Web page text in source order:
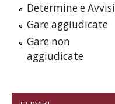
Determine e Avvisi
Gare aggiudicate
Gare non
aggiudicate